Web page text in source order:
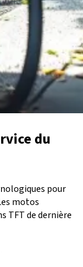
du
pour
motos
TFT de dernière